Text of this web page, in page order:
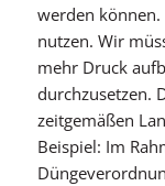
werden
nutzen. Wir
mehr Druck
durchzusetzen.
zeitgemäßen
Beispiel: Im